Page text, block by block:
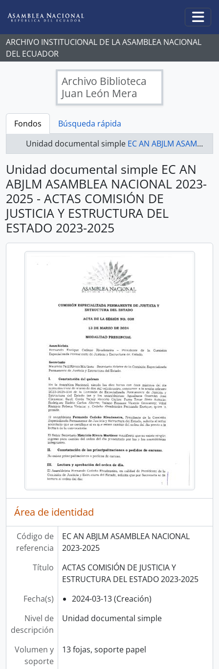
ARCHIVO INSTITUCIONAL DE LA ASAMBLEA NACIONAL
DEL ECUADOR
Archivo Biblioteca
Juan León Mera
Fondos
Búsqueda rápida
Unidad documental simple EC AN ABJLM ASAMBLEA NACIONAL 2023-2025 - ACTAS COMISIÓN DE JUSTICIA Y ESTRUCTURA DEL ESTADO 2023-2025
Unidad documental simple EC AN
ABJLM ASAMBLEA NACIONAL 2023-
2025 - ACTAS COMISIÓN DE
JUSTICIA Y ESTRUCTURA DEL
ESTADO 2023-2025
Área de identidad
Código de
referencia
EC AN ABJLM ASAMBLEA NACIONAL
2023-2025
Título
ACTAS COMISIÓN DE JUSTICIA Y
ESTRUCTURA DEL ESTADO 2023-2025
Fecha(s)
2024-03-13 (Creación)
Nivel de
descripción
Unidad documental simple
Volumen y
soporte
13 fojas, soporte papel